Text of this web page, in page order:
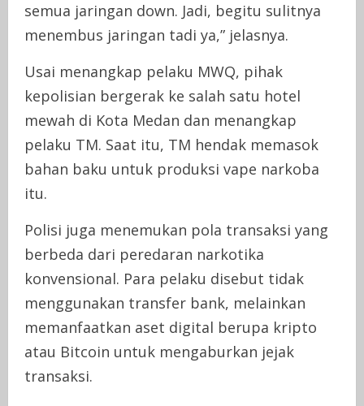
semua jaringan down. Jadi, begitu sulitnya
menembus jaringan tadi ya,” jelasnya.
Usai menangkap pelaku MWQ, pihak
kepolisian bergerak ke salah satu hotel
mewah di Kota Medan dan menangkap
pelaku TM. Saat itu, TM hendak memasok
bahan baku untuk produksi vape narkoba
itu.
Polisi juga menemukan pola transaksi yang
berbeda dari peredaran narkotika
konvensional. Para pelaku disebut tidak
menggunakan transfer bank, melainkan
memanfaatkan aset digital berupa kripto
atau Bitcoin untuk mengaburkan jejak
transaksi.